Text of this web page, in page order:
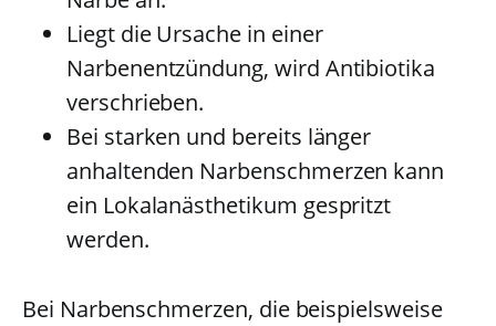
Liegt die Ursache in einer
Narbenentzündung, wird Antibiotika
verschrieben.
Bei starken und bereits länger
anhaltenden Narbenschmerzen kann
ein Lokalanästhetikum gespritzt
werden.
Bei Narbenschmerzen, die beispielsweise